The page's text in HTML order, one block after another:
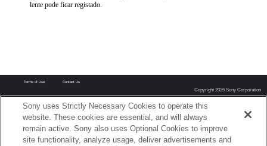
lente pode ficar registado.
Terms of Use Contact Us
Copyright 2026 Sony Corporation
Sony uses Strictly Necessary Cookies to operate this
website. These cookies are essential, and will always
remain active. Sony also uses Optional Cookies to improve
site functionality, analyze usage, deliver advertisements and